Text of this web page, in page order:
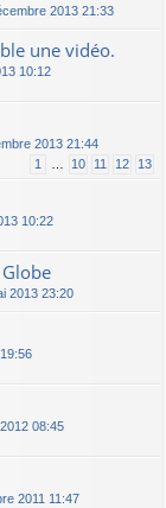
2013 21:33
une vidéo.
10:12
2013 21:44
1 10 11 12 13
10:22
2013 23:20
08:45
2011 11:47